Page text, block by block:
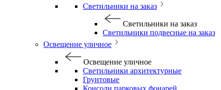
Светильники на заказ
Светильники на заказ
Светильники подвесные на заказ
Освещение уличное
Освещение уличное
Светильники архитектурные
Грунтовые
Консоли парковых фонарей